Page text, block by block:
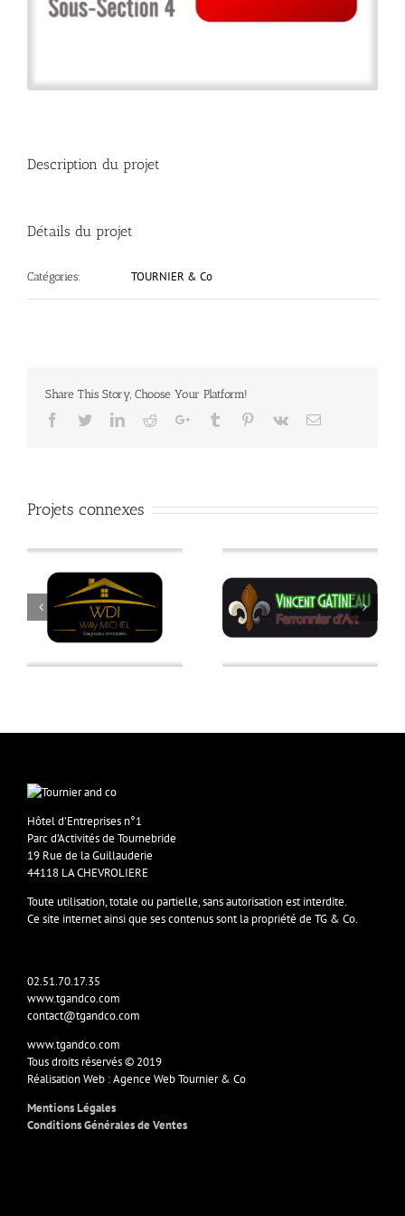
Description du projet
Détails du projet
Catégories: TOURNIER & Co
Share This Story, Choose Your Platform!
Facebook
TwitterLinkedIn
RedditGoogle+Tumblr Pinterest
Vk Email
Projets connexes
Hôtel d’Entreprises n°1
Parc d’Activités de Tournebride
19 Rue de la Guillauderie
44118 LA CHEVROLIERE
Toute utilisation, totale ou partielle, sans autorisation est interdite.
Ce site internet ainsi que ses contenus sont la propriété de TG & Co.
02.51.70.17.35
www.tgandco.com
contact@tgandco.com
www.tgandco.com
Tous droits réservés © 2019
Réalisation Web : Agence Web Tournier & Co
Mentions Légales
Conditions Générales de Ventes